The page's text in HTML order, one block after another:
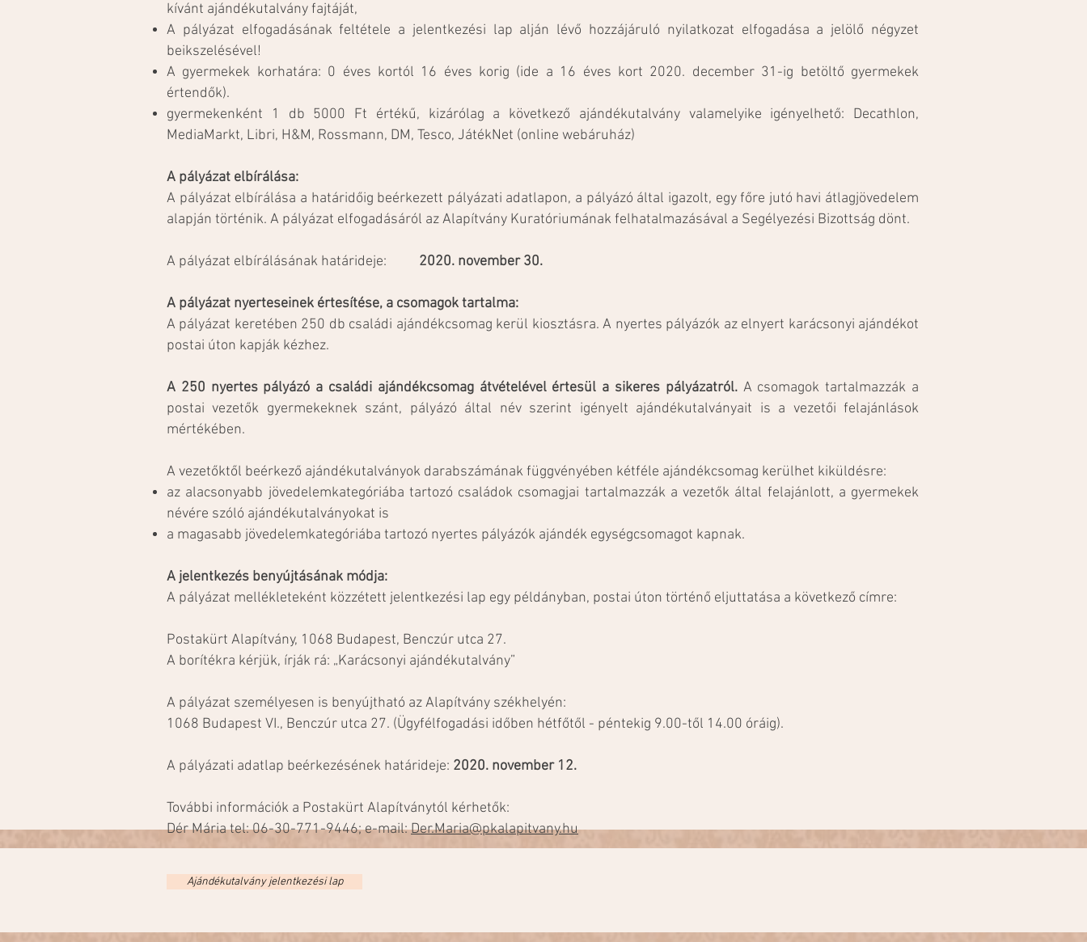
kívánt ajándékutalvány fajtáját,
A pályázat elfogadásának feltétele a jelentkezési lap alján lévő hozzájáruló nyilatkozat elfogadása a jelölő négyzet
beikszelésével!
A gyermekek korhatára: 0 éves kortól 16 éves korig (ide a 16 éves kort 2020. december 31-ig betöltő gyermekek
értendők).
gyermekenként 1 db 5000 Ft értékű, kizárólag a következő ajándékutalvány valamelyike igényelhető: Decathlon,
MediaMarkt, Libri, H&M, Rossmann, DM, Tesco, JátékNet (online webáruház)
A pályázat elbírálása:
A pályázat elbírálása a határidőig beérkezett pályázati adatlapon, a pályázó által igazolt, egy főre jutó havi átlagjövedelem
alapján történik. A pályázat elfogadásáról az Alapítvány Kuratóriumának felhatalmazásával a Segélyezési Bizottság dönt.
A pályázat elbírálásának határideje: 2020. november 30.
A pályázat nyerteseinek értesítése, a csomagok tartalma:
A pályázat keretében 250 db családi ajándékcsomag kerül kiosztásra. A nyertes pályázók az elnyert karácsonyi ajándékot
postai úton kapják kézhez.
A 250 nyertes pályázó a családi ajándékcsomag átvételével értesül a sikeres pályázatról. A csomagok tartalmazzák a
postai vezetők gyermekeknek szánt, pályázó által név szerint igényelt ajándékutalványait is a vezetői felajánlások
mértékében.
A vezetőktől beérkező ajándékutalványok darabszámának függvényében kétféle ajándékcsomag kerülhet kiküldésre:
az alacsonyabb jövedelemkategóriába tartozó családok csomagjai tartalmazzák a vezetők által felajánlott, a gyermekek
névére szóló ajándékutalványokat is
a magasabb jövedelemkategóriába tartozó nyertes pályázók ajándék egységcsomagot kapnak.
A jelentkezés benyújtásának módja:
A pályázat mellékleteként közzétett jelentkezési lap egy példányban, postai úton történő eljuttatása a következő címre:
Postakürt Alapítvány, 1068 Budapest, Benczúr utca 27.
A borítékra kérjük, írják rá: „Karácsonyi ajándékutalvány”
A pályázat személyesen is benyújtható az Alapítvány székhelyén:
1068 Budapest VI., Benczúr utca 27. (Ügyfélfogadási időben hétfőtől - péntekig 9.00-től 14.00 óráig).
A pályázati adatlap beérkezésének határideje: 2020. november 12.
További információk a Postakürt Alapítványtól kérhetők:
Dér Mária tel: 06-30-771-9446; e-mail:Der.Maria@pkalapitvany.hu
Ajándékutalvány jelentkezési lap